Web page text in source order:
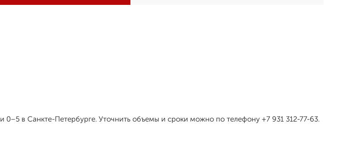
в Санкте-Петербурге. Уточнить объемы и сроки можно по телефону +7 931 312-77-63.